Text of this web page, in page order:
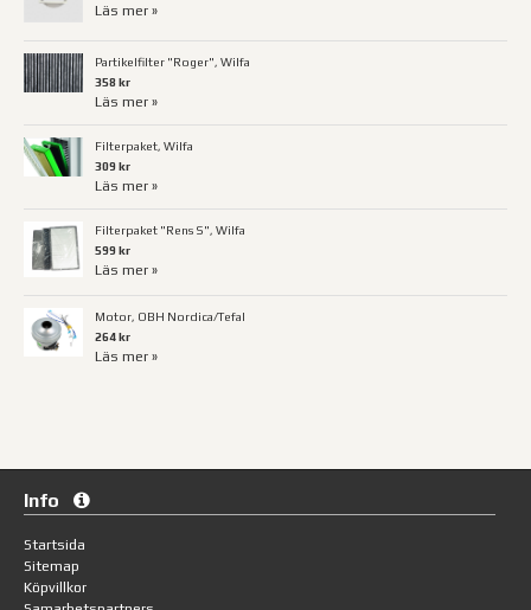
Läs mer »
Partikelfilter "Roger", Wilfa
358 kr
Läs mer »
Filterpaket, Wilfa
309 kr
Läs mer »
Filterpaket "Rens S", Wilfa
599 kr
Läs mer »
Motor, OBH Nordica/Tefal
264 kr
Läs mer »
Info
Startsida
Sitemap
Köpvillkor